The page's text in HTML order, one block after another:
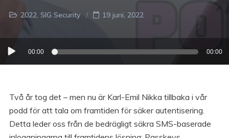
2022 SIG Security 19 juni, 2022
00:00 00:00
Två år tog det – men nu är Karl-Emil Nikka tillbaka i vår
podd för att tala om framtiden för säker autentisering.
Detta leder oss från de bedrägligt säkra SMS-baserade